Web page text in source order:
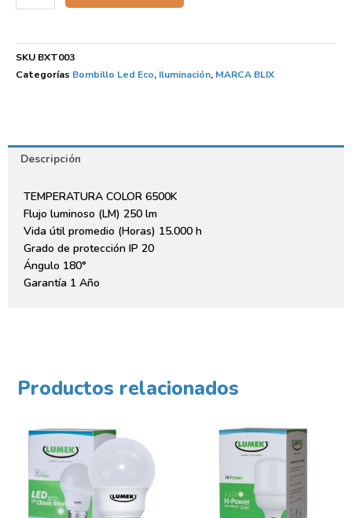
SKU BXT003
Categorías Bombillo Led Eco, Iluminación, MARCA BLIX
Descripción
TEMPERATURA COLOR 6500K
Flujo luminoso (LM) 250 lm
Vida útil promedio (Horas) 15.000 h
Grado de protección IP 20
Ángulo 180°
Garantía 1 Año
Productos relacionados